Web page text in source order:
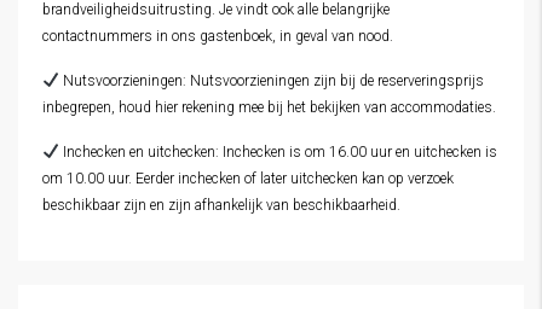
brandveiligheidsuitrusting. Je vindt ook alle belangrijke
contactnummers in ons gastenboek, in geval van nood.
Nutsvoorzieningen: Nutsvoorzieningen zijn bij de reserveringsprijs
inbegrepen, houd hier rekening mee bij het bekijken van accommodaties.
Inchecken en uitchecken: Inchecken is om 16.00 uur en uitchecken is
om 10.00 uur. Eerder inchecken of later uitchecken kan op verzoek
beschikbaar zijn en zijn afhankelijk van beschikbaarheid.